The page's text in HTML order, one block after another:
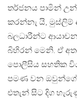
තර්ජනය පාමින්
කරන්නැ යි,
බලධාරීන්ට
බිහිරන් මෙනි. ඒ
පොලීසිය සහතික
පමණ වන ඔවුන්ගේ
එතැන් සිට දිග